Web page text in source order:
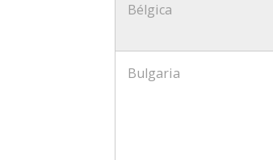
Bélgica
Bulgaria